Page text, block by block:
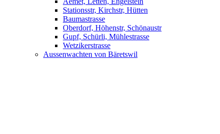
Stationsstr, Kirchstr, Hütten
Baumastrasse
Oberdorf, Höhenstr, Schönaustr
Gupf, Schürli, Mühlestrasse
Wetzikerstrasse
Aussenwachten von Bäretswil